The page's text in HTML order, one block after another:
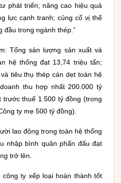
phát triển; nâng cao hiệu quả
lực cạnh tranh; củng cố vị thế
đầu trong ngành thép.”
Tổng sản lượng sản xuất và
hệ thống đạt 13,74 triệu tấn;
tiêu thụ thép cán dẹt toàn hệ
thu hợp nhất 200.000 tỷ
thuế 1.500 tỷ đồng (trong
ty mẹ 500 tỷ đồng).
lao động trong toàn hệ thống
nhập bình quân phấn đấu đạt
trở lên.
ty xếp loại hoàn thành tốt